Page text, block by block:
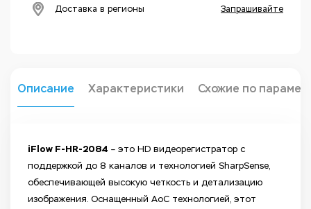
Доставка в регионы Запрашивайте
Описание Характеристики Схожие по
iFlow F-HR-2084 – это HD видеорегистратор с
поддержкой до 8 каналов и технологией SharpSense,
обеспечивающей высокую четкость и детализацию
изображения. Оснащенный AoC технологией, этот